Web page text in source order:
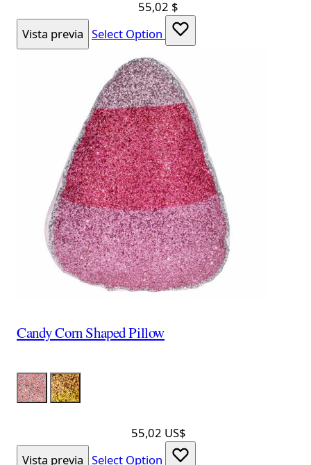
55,02 $
Vista previa Select Option
Candy Corn Shaped Pillow
Color
LumPinkLumOrange
55,02 US$
Vista previa Select Option